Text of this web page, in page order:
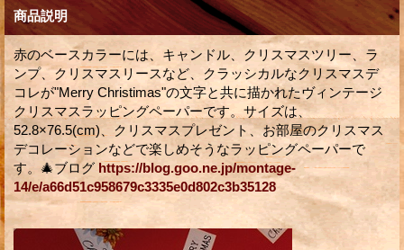
商品説明
赤のベースカラーには、キャンドル、クリスマスツリー、ラ
ンプ、クリスマスリースなど、クラッシカルなクリスマスデ
コレが"Merry Christimas"の文字と共に描かれたヴィンテージ
クリスマスラッピングペーパーです。サイズは、
52.8×76.5(cm)、クリスマスプレゼント、お部屋のクリスマス
デコレーションなどで楽しめそうなラッピングペーパーで
す。🎄ブログ https://blog.goo.ne.jp/montage-
14/e/a66d51c958679c3335e0d802c3b35128